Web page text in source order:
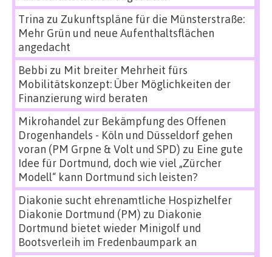
Trina zu Zukunftspläne für die Münsterstraße:
Mehr Grün und neue Aufenthaltsflächen
angedacht
Bebbi zu Mit breiter Mehrheit fürs
Mobilitätskonzept: Über Möglichkeiten der
Finanzierung wird beraten
Mikrohandel zur Bekämpfung des Offenen
Drogenhandels - Köln und Düsseldorf gehen
voran (PM Grpne & Volt und SPD) zu Eine gute
Idee für Dortmund, doch wie viel „Zürcher
Modell“ kann Dortmund sich leisten?
Diakonie sucht ehrenamtliche Hospizhelfer
Diakonie Dortmund (PM) zu Diakonie
Dortmund bietet wieder Minigolf und
Bootsverleih im Fredenbaumpark an